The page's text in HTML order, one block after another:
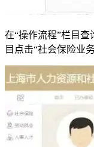
在“操作流程”栏目查
目点击“社会保险业